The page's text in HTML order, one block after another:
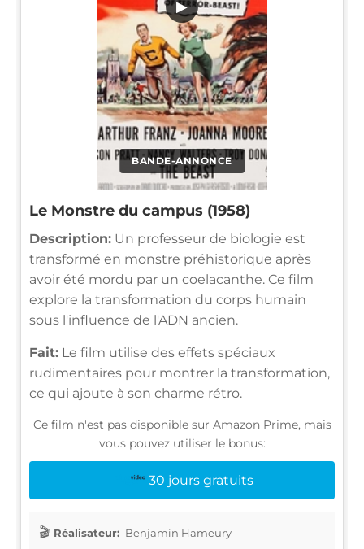
BANDE-ANNONCE
▶
Le Monstre du campus (1958)
Description: Un professeur de biologie est
transformé en monstre préhistorique après
avoir été mordu par un coelacanthe. Ce film
explore la transformation du corps humain
sous l'influence de l'ADN ancien.
Fait: Le film utilise des effets spéciaux
rudimentaires pour montrer la transformation,
ce qui ajoute à son charme rétro.
Ce film n'est pas disponible sur Amazon Prime, mais
vous pouvez utiliser le bonus:
30 jours gratuits
Réalisateur: Benjamin Hameury